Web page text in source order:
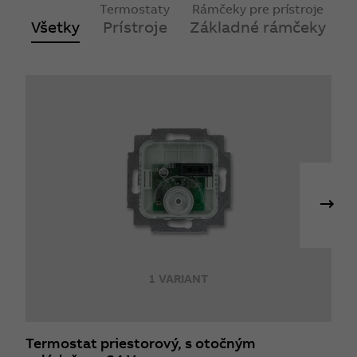
Všetky
Termostaty
Prístroje
Rámčeky pre prístroje
Základné rámčeky
1 VARIANT
Termostat priestorový, s otočným